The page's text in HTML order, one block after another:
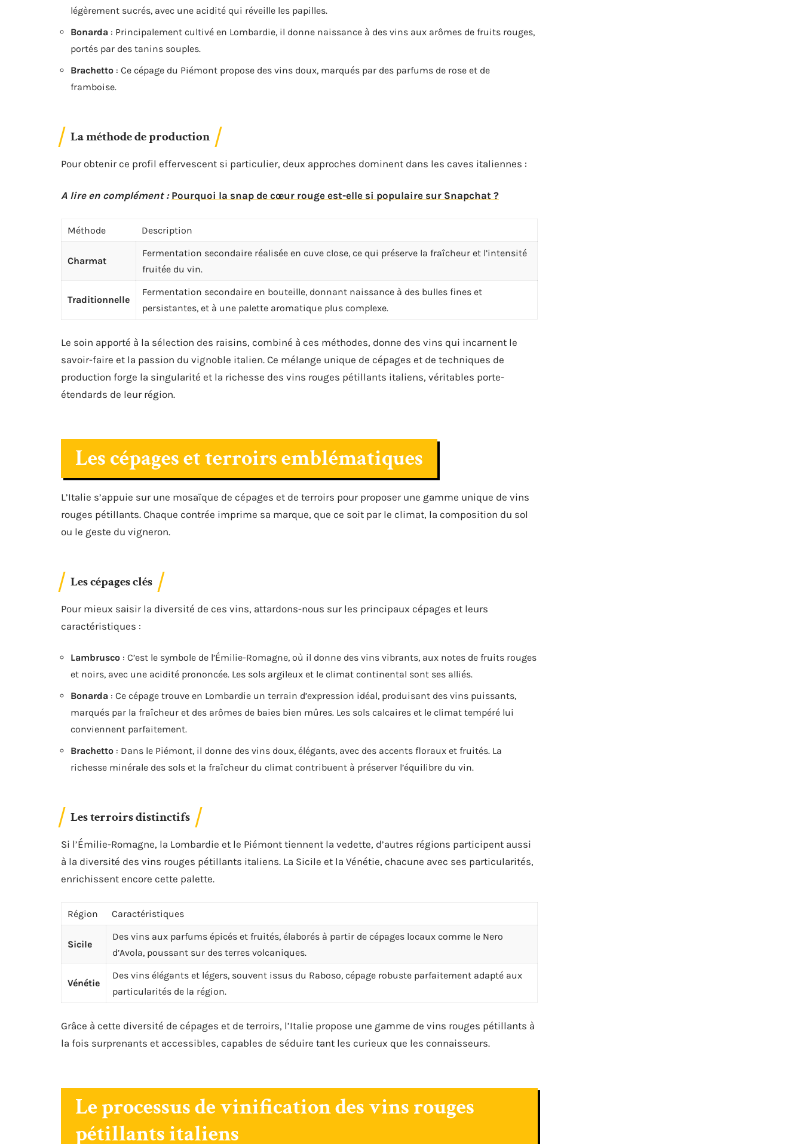
légèrement sucrés, avec une acidité qui réveille les papilles.
Bonarda : Principalement cultivé en Lombardie, il donne naissance à des vins aux arômes de fruits rouges,
portés par des tanins souples.
Brachetto : Ce cépage du Piémont propose des vins doux, marqués par des parfums de rose et de
framboise.
La méthode de production
Pour obtenir ce profil effervescent si particulier, deux approches dominent dans les caves italiennes :
A lire en complément : Pourquoi la snap de cœur rouge est-elle si populaire sur Snapchat ?
Méthode Description
Charmat
Fermentation secondaire réalisée en cuve close, ce qui préserve la fraîcheur et l’intensité
fruitée du vin.
Traditionnelle
Fermentation secondaire en bouteille, donnant naissance à des bulles fines et
persistantes, et à une palette aromatique plus complexe.
Le soin apporté à la sélection des raisins, combiné à ces méthodes, donne des vins qui incarnent le
savoir-faire et la passion du vignoble italien. Ce mélange unique de cépages et de techniques de
production forge la singularité et la richesse des vins rouges pétillants italiens, véritables porte-
étendards de leur région.
Les cépages et terroirs emblématiques
L’Italie s’appuie sur une mosaïque de cépages et de terroirs pour proposer une gamme unique de vins
rouges pétillants. Chaque contrée imprime sa marque, que ce soit par le climat, la composition du sol
ou le geste du vigneron.
Les cépages clés
Pour mieux saisir la diversité de ces vins, attardons-nous sur les principaux cépages et leurs
caractéristiques :
Lambrusco : C’est le symbole de l’Émilie-Romagne, où il donne des vins vibrants, aux notes de fruits rouges
et noirs, avec une acidité prononcée. Les sols argileux et le climat continental sont ses alliés.
Bonarda : Ce cépage trouve en Lombardie un terrain d’expression idéal, produisant des vins puissants,
marqués par la fraîcheur et des arômes de baies bien mûres. Les sols calcaires et le climat tempéré lui
conviennent parfaitement.
Brachetto : Dans le Piémont, il donne des vins doux, élégants, avec des accents floraux et fruités. La
richesse minérale des sols et la fraîcheur du climat contribuent à préserver l’équilibre du vin.
Les terroirs distinctifs
Si l’Émilie-Romagne, la Lombardie et le Piémont tiennent la vedette, d’autres régions participent aussi
à la diversité des vins rouges pétillants italiens. La Sicile et la Vénétie, chacune avec ses particularités,
enrichissent encore cette palette.
Région Caractéristiques
Sicile
Des vins aux parfums épicés et fruités, élaborés à partir de cépages locaux comme le Nero
d’Avola, poussant sur des terres volcaniques.
Vénétie
Des vins élégants et légers, souvent issus du Raboso, cépage robuste parfaitement adapté aux
particularités de la région.
Grâce à cette diversité de cépages et de terroirs, l’Italie propose une gamme de vins rouges pétillants à
la fois surprenants et accessibles, capables de séduire tant les curieux que les connaisseurs.
Le processus de vinification des vins rouges
pétillants italiens